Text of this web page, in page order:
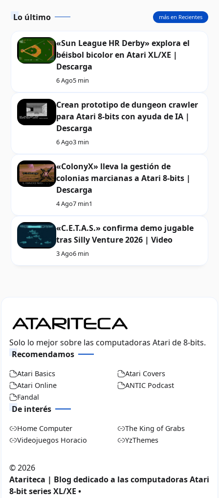
Lo último
«Sun League HR Derby» explora el
béisbol bicolor en Atari XL/XE |
Descarga
6 Ago5 min
Crean prototipo de dungeon crawler
para Atari 8-bits con ayuda de IA |
Descarga
6 Ago3 min
«ColonyX» lleva la gestión de
colonias marcianas a Atari 8-bits |
Descarga
4 Ago7 min1
«C.E.T.A.S.» confirma demo jugable
tras Silly Venture 2026 | Video
3 Ago6 min
más en Recientes
Solo lo mejor sobre las computadoras Atari de 8-bits.
Recomendamos
Atari Basics
Atari Covers
Atari Online
ANTIC Podcast
Fandal
De interés
Home Computer
The King of Grabs
Videojuegos Horacio
YzThemes
©2026
Atariteca | Blog dedicado a las computadoras Atari
8-bit series XL/XE •